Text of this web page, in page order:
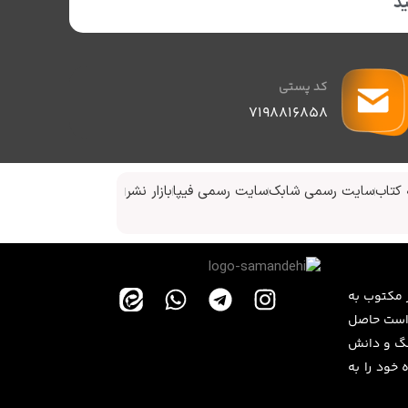
کد پستی
۷۱۹۸۸۱۶۸۵۸
سایت رسمی شابکسایت رسمی فیپابازار نشر
مکتوب به
مفتخر است حاصل
و دانش
خود را به